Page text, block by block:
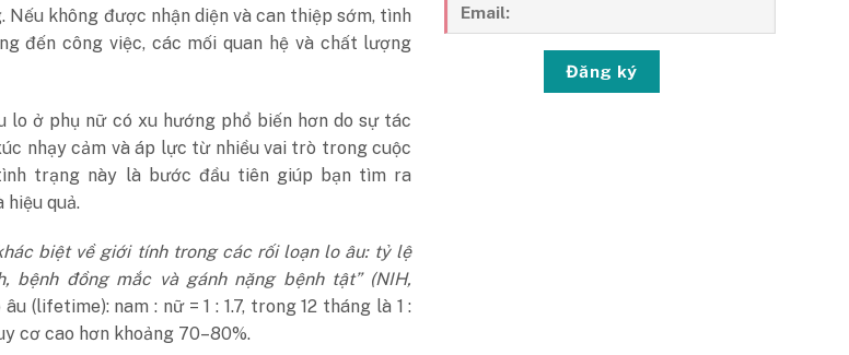
Nếu không được nhận diện và can thiệp sớm, tình
đến công việc, các mối quan hệ và chất lượng
lo ở phụ nữ có xu hướng phổ biến hơn do sự tác
nhạy cảm và áp lực từ nhiều vai trò trong cuộc
trạng này là bước đầu tiên giúp bạn tìm ra
hiệu quả.
biệt về giới tính trong các rối loạn lo âu: tỷ lệ
bệnh đồng mắc và gánh nặng bệnh tật” (NIH,
(lifetime): nam : nữ = 1 : 1.7, trong 12 tháng là 1 :
cơ cao hơn khoảng 70–80%.
Đăng ký